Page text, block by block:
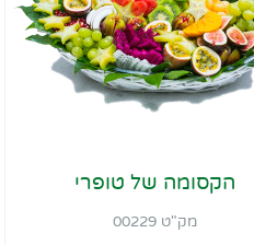
הקסומה של טופרי
מק"ט 00229